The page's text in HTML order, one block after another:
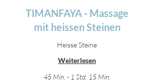
TIMANFAYA - Massage
mit heissen Steinen
Heisse Steine
Weiterlesen
45 Min. - 1 Std. 15 Min.